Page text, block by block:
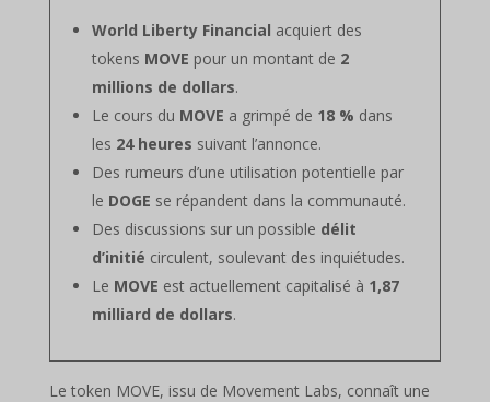
World Liberty Financial acquiert des
tokens MOVE pour un montant de 2
millions de dollars.
Le cours du MOVE a grimpé de 18 % dans
les 24 heures suivant l’annonce.
Des rumeurs d’une utilisation potentielle par
le DOGE se répandent dans la communauté.
Des discussions sur un possible délit
d’initié circulent, soulevant des inquiétudes.
Le MOVE est actuellement capitalisé à 1,87
milliard de dollars.
Le token MOVE, issu de Movement Labs, connaît une